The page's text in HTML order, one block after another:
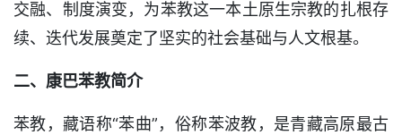
交融、制度演变，为苯教这一本土原生宗教的扎根存
续、迭代发展奠定了坚实的社会基础与人文根基。
二、康巴苯教简介
苯教，藏语称“苯曲”，俗称苯波教，是青藏高原最古